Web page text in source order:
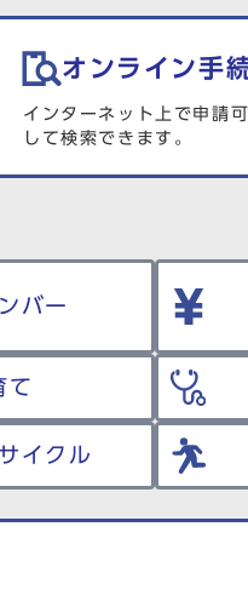
オンライン手
インターネット上で申請
して検索できます。
バー
て
イクル